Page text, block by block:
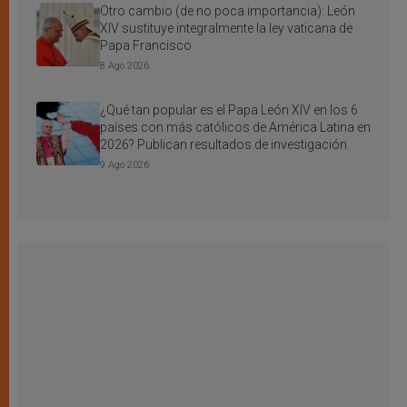
Otro cambio (de no poca importancia): León
XIV sustituye integralmente la ley vaticana de
Papa Francisco
8 Ago 2026
¿Qué tan popular es el Papa León XIV en los 6
países con más católicos de América Latina en
2026? Publican resultados de investigación
9 Ago 2026